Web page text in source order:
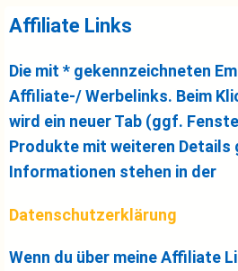
Affiliate Links
Die mit * gekennzeichneten
Affiliate-/ Werbelinks. Beim
wird ein neuer Tab (ggf.
Produkte mit weiteren
Informationen stehen in der
Datenschutzerklärung
Wenn du über meine Affiliate